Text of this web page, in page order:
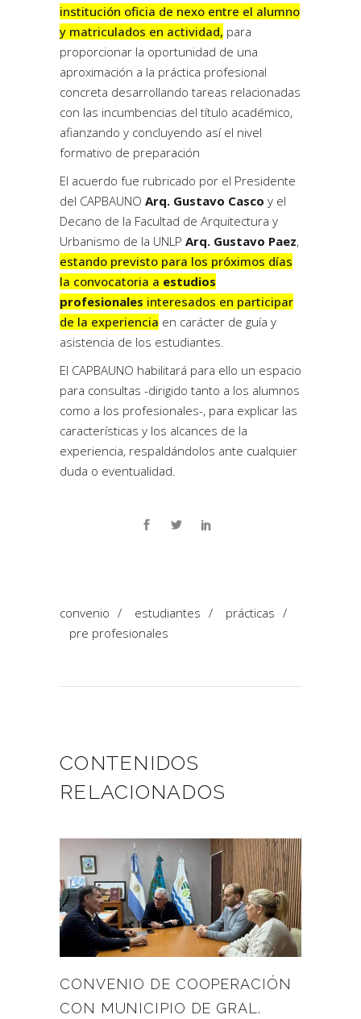
institución oficia de nexo entre el alumno
y matriculados en actividad, para
proporcionar la oportunidad de una
aproximación a la práctica profesional
concreta desarrollando tareas relacionadas
con las incumbencias del título académico,
afianzando y concluyendo así el nivel
formativo de preparación
El acuerdo fue rubricado por el Presidente
del CAPBAUNO Arq. Gustavo Casco y el
Decano de la Facultad de Arquitectura y
Urbanismo de la UNLP Arq. Gustavo Paez,
estando previsto para los próximos días
la convocatoria a estudios
profesionales interesados en participar
de la experiencia en carácter de guía y
asistencia de los estudiantes.
El CAPBAUNO habilitará para ello un espacio
para consultas -dirigido tanto a los alumnos
como a los profesionales-, para explicar las
características y los alcances de la
experiencia, respaldándolos ante cualquier
duda o eventualidad.
convenio / estudiantes / prácticas /
pre profesionales
CONTENIDOS
RELACIONADOS
CONVENIO DE COOPERACIÓN
CON MUNICIPIO DE GRAL.